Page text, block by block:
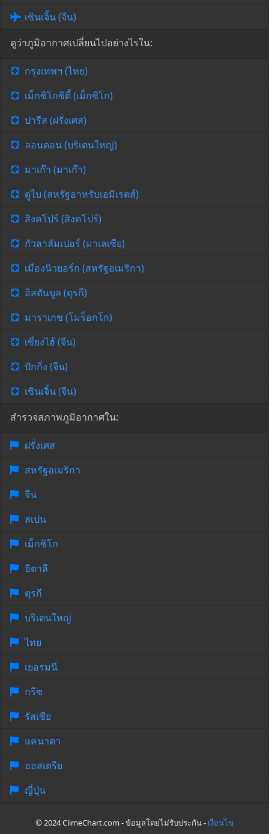
เซินเจิ้น (จีน)
ดูว่าภูมิอากาศเปลี่ยนไปอย่างไรใน:
กรุงเทพฯ (ไทย)
เม็กซิโกซิตี้ (เม็กซิโก)
ปารีส (ฝรั่งเศส)
ลอนดอน (บริเตนใหญ่)
มาเก๊า (มาเก๊า)
ดูไบ (สหรัฐอาหรับเอมิเรตส์)
สิงคโปร์ (สิงคโปร์)
กัวลาลัมเปอร์ (มาเลเซีย)
เมืองนิวยอร์ก (สหรัฐอเมริกา)
อิสตันบูล (ตุรกี)
มาราเกช (โมร็อกโก)
เซี่ยงไฮ้ (จีน)
ปักกิ่ง (จีน)
เซินเจิ้น (จีน)
สำรวจสภาพภูมิอากาศใน:
ฝรั่งเศส
สหรัฐอเมริกา
จีน
สเปน
เม็กซิโก
อิตาลี
ตุรกี
บริเตนใหญ่
ไทย
เยอรมนี
กรีซ
รัสเซีย
แคนาดา
ออสเตรีย
ญี่ปุ่น
© 2024 ClimeChart.com - ข้อมูลโดยไม่รับประกัน - เงื่อนไข